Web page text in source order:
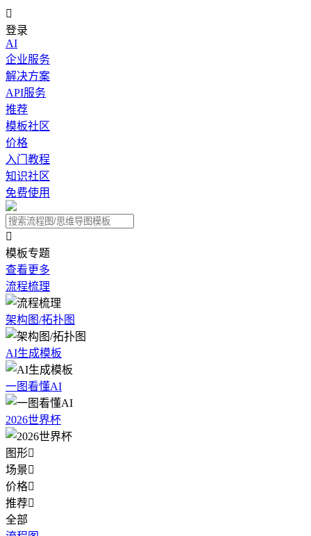

登录
AI
企业服务
解决方案
API服务
推荐
模板社区
价格
入门教程
知识社区
免费使用

模板专题
查看更多
流程梳理
架构图/拓扑图
AI生成模板
一图看懂AI
2026世界杯
图形
场景
价格
推荐
全部